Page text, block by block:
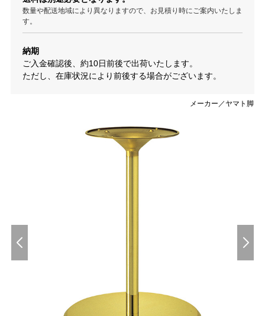
メーカー／ヤマト脚
数量や配送地域により異なりますので、お見積り時にご案内いたしま
す。
納期
ご入金確認後、約10日前後で出荷いたします。
ただし、在庫状況により前後する場合がございます。